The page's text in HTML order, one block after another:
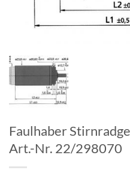
Faulhaber
Art.-Nr. 22/298070